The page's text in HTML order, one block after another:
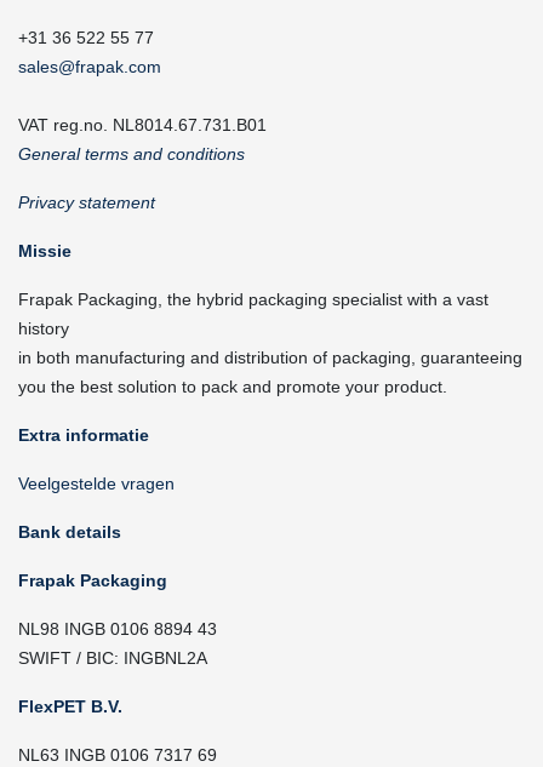
+31 36 522 55 77
sales@frapak.com
VAT reg.no. NL8014.67.731.B01
General terms and conditions
Privacy statement
Missie
Frapak Packaging, the hybrid packaging specialist with a vast
history
in both manufacturing and distribution of packaging, guaranteeing
you the best solution to pack and promote your product.
Extra informatie
Veelgestelde vragen
Bank details
Frapak Packaging
NL98 INGB 0106 8894 43
SWIFT / BIC: INGBNL2A
FlexPET B.V.
NL63 INGB 0106 7317 69